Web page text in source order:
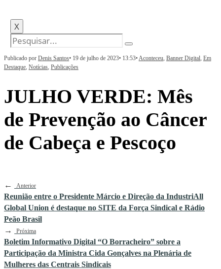
X
Publicado por Denis Santos• 19 de julho de 2023• 13:53•Aconteceu, Banner Digital, Em
Destaque, Notícias, Publicações
JULHO VERDE: Mês
de Prevenção ao Câncer
de Cabeça e Pescoço
← Anterior
Reunião entre o Presidente Márcio e Direção da IndustriAll
Global Union é destaque no SITE da Força Sindical e Rádio
Peão Brasil
→ Próxima
Boletim Informativo Digital “O Borracheiro” sobre a
Participação da Ministra Cida Gonçalves na Plenária de
Mulheres das Centrais Sindicais